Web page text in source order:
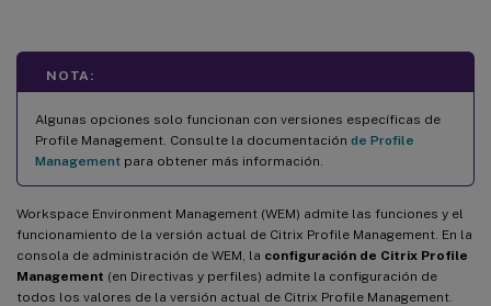
NOTA:
Algunas opciones solo funcionan con versiones específicas de
Profile Management. Consulte la documentación de Profile
Management para obtener más información.
Workspace Environment Management (WEM) admite las funciones y el
funcionamiento de la versión actual de Citrix Profile Management. En la
consola de administración de WEM, la configuración de Citrix Profile
Management (en Directivas y perfiles) admite la configuración de
todos los valores de la versión actual de Citrix Profile Management.